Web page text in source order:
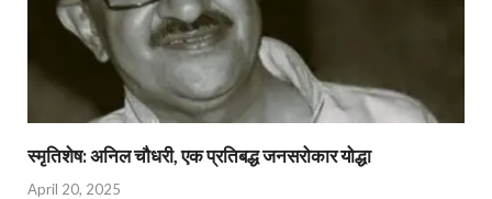
स्मृतिशेष: अनिल चौधरी, एक प्रतिबद्ध जनसरोकार योद्धा​
April 20, 2025